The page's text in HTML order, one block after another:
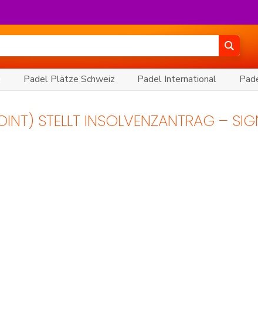
Padel Plätze Schweiz Padel International
STELLT INSOLVENZANTRAG –